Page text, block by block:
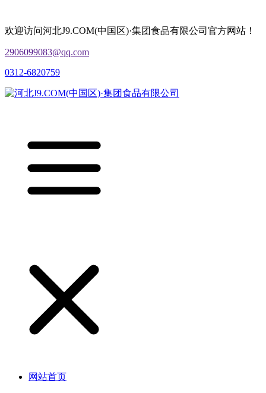
欢迎访问河北J9.COM(中国区)·集团食品有限公司官方网站！
2906099083@qq.com
0312-6820759
网站首页